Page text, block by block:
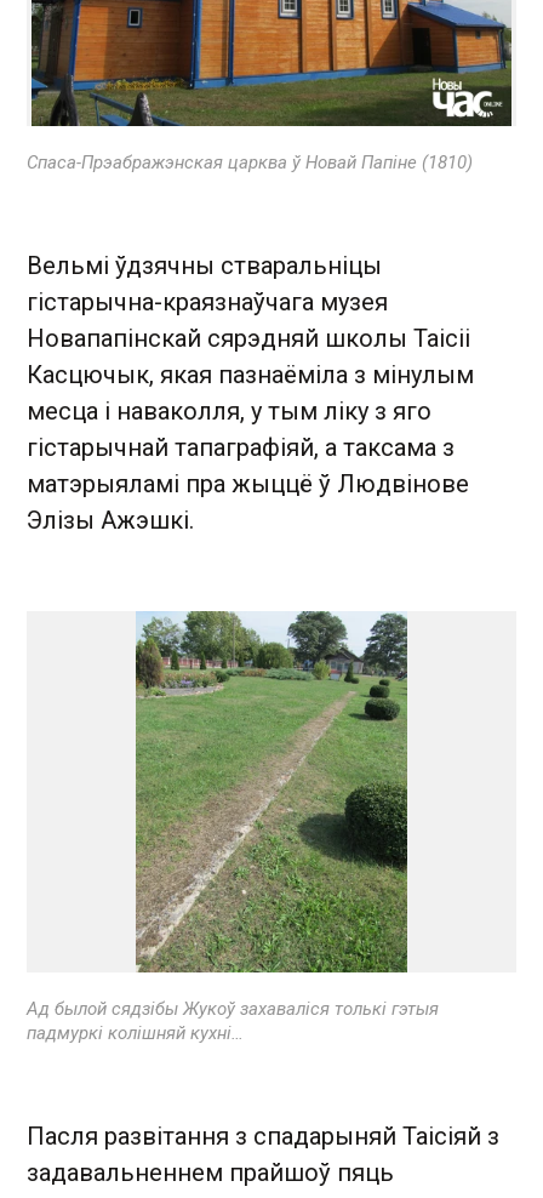
Спаса-Прэабражэнская царква ў Новай Папіне (1810)
Вельмі ўдзячны стваральніцы
гістарычна-краязнаўчага музея
Новапапінскай сярэдняй школы Таісіі
Касцючык, якая пазнаёміла з мінулым
месца і наваколля, у тым ліку з яго
гістарычнай тапаграфіяй, а таксама з
матэрыяламі пра жыццё ў Людвінове
Элізы Ажэшкі.
Ад былой сядзібы Жукоў захаваліся толькі гэтыя
падмуркі колішняй кухні…
Пасля развітання з спадарыняй Таісіяй з
задавальненнем прайшоў пяць